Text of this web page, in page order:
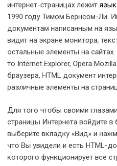
интернет-страницах лежит
1990 году Тимом Бёрнсом-Ли.
документам написанным на
видит на экране монитора,
остальные элементы на
то Internet Explorer, Opera
браузера, HTML документ
различные элементы на
Для того чтобы своими
страницы Интернета войдите
выберите вкладку «Вид» и
что Вы увидели и есть HTML-
которого функционирует все